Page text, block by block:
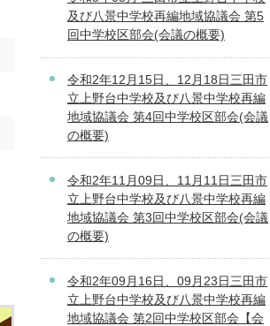
及び八景中学校再編地域協議会 第5
回中学校区部会(会議の概要)
令和2年12月15日、12月18日三田市
立上野台中学校及び八景中学校再編
地域協議会 第4回中学校区部会(会議
の概要)
令和2年11月09日、11月11日三田市
立上野台中学校及び八景中学校再編
地域協議会 第3回中学校区部会(会議
の概要)
令和2年09月16日、09月23日三田市
立上野台中学校及び八景中学校再編
地域協議会 第2回中学校区部会【会